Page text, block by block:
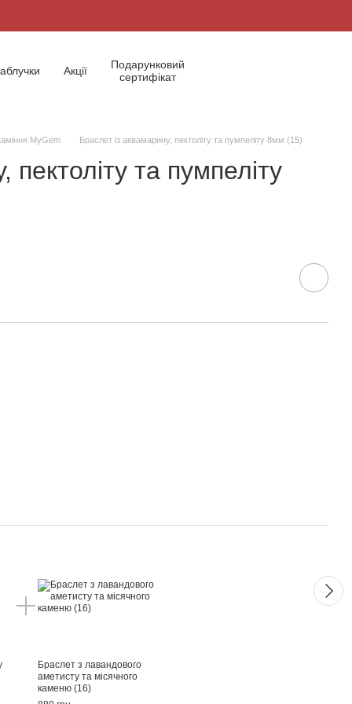
Акції
Подарунковий
сертифікат
MyGem Браслет із аквамарину, пектоліту та пумпеліту 8мм (15)
та пумпеліту
Браслет з лавандового
аметисту та місячного
каменю (16)